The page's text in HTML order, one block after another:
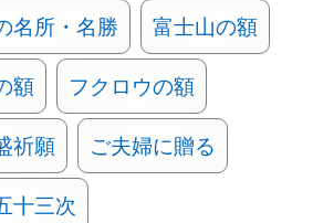
名所・名勝 富士山の額
額 フクロウの額
祈願 ご夫婦に贈る
十三次